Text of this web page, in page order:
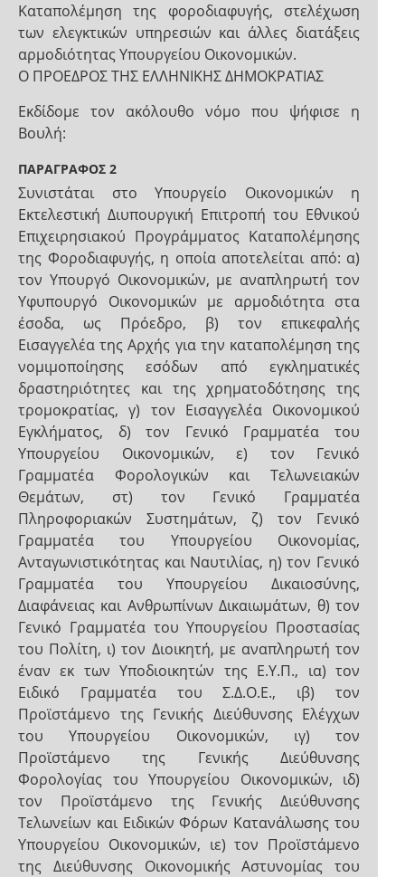
Καταπολέμηση της φοροδιαφυγής, στελέχωση
των ελεγκτικών υπηρεσιών και άλλες διατάξεις
αρμοδιότητας Υπουργείου Οικονομικών.
Ο ΠΡΟΕΔΡΟΣ ΤΗΣ ΕΛΛΗΝΙΚΗΣ ΔΗΜΟΚΡΑΤΙΑΣ
Εκδίδομε τον ακόλουθο νόμο που ψήφισε η
Βουλή:
ΠΑΡΑΓΡΑΦΟΣ 2
Συνιστάται στο Υπουργείο Οικονομικών η
Εκτελεστική Διυπουργική Επιτροπή του Εθνικού
Επιχειρησιακού Προγράμματος Καταπολέμησης
της Φοροδιαφυγής, η οποία αποτελείται από: α)
τον Υπουργό Οικονομικών, με αναπληρωτή τον
Υφυπουργό Οικονομικών με αρμοδιότητα στα
έσοδα, ως Πρόεδρο, β) τον επικεφαλής
Εισαγγελέα της Αρχής για την καταπολέμηση της
νομιμοποίησης εσόδων από εγκληματικές
δραστηριότητες και της χρηματοδότησης της
τρομοκρατίας, γ) τον Εισαγγελέα Οικονομικού
Εγκλήματος, δ) τον Γενικό Γραμματέα του
Υπουργείου Οικονομικών, ε) τον Γενικό
Γραμματέα Φορολογικών και Τελωνειακών
Θεμάτων, στ) τον Γενικό Γραμματέα
Πληροφοριακών Συστημάτων, ζ) τον Γενικό
Γραμματέα του Υπουργείου Οικονομίας,
Ανταγωνιστικότητας και Ναυτιλίας, η) τον Γενικό
Γραμματέα του Υπουργείου Δικαιοσύνης,
Διαφάνειας και Ανθρωπίνων Δικαιωμάτων, θ) τον
Γενικό Γραμματέα του Υπουργείου Προστασίας
του Πολίτη, ι) τον Διοικητή, με αναπληρωτή τον
έναν εκ των Υποδιοικητών της Ε.Υ.Π., ια) τον
Ειδικό Γραμματέα του Σ.Δ.Ο.Ε., ιβ) τον
Προϊστάμενο της Γενικής Διεύθυνσης Ελέγχων
του Υπουργείου Οικονομικών, ιγ) τον
Προϊστάμενο της Γενικής Διεύθυνσης
Φορολογίας του Υπουργείου Οικονομικών, ιδ)
τον Προϊστάμενο της Γενικής Διεύθυνσης
Τελωνείων και Ειδικών Φόρων Κατανάλωσης του
Υπουργείου Οικονομικών, ιε) τον Προϊστάμενο
της Διεύθυνσης Οικονομικής Αστυνομίας του